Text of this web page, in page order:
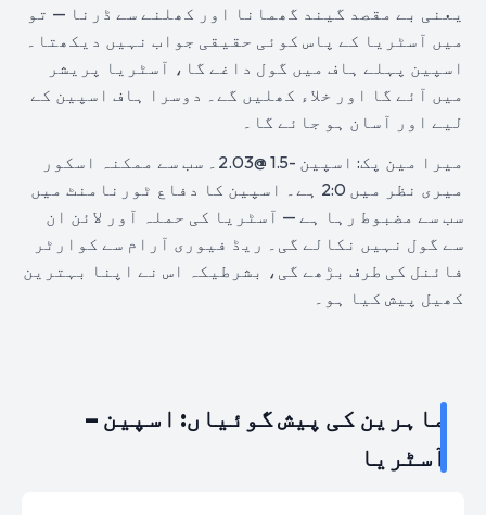
یعنی بے مقصد گیند گھمانا اور کھلنے سے ڈرنا — تو
میں آسٹریا کے پاس کوئی حقیقی جواب نہیں دیکھتا۔
اسپین پہلے ہاف میں گول داغے گا، آسٹریا پریشر
میں آئے گا اور خلاء کھلیں گے۔ دوسرا ہاف اسپین کے
لیے اور آسان ہو جائے گا۔
میرا مین پک: اسپین -1.5 @2.03۔ سب سے ممکنہ اسکور
میری نظر میں 2:0 ہے۔ اسپین کا دفاع ٹورنامنٹ میں
سب سے مضبوط رہا ہے — آسٹریا کی حملہ آور لائن ان
سے گول نہیں نکالے گی۔ ریڈ فیوری آرام سے کوارٹر
فائنل کی طرف بڑھے گی، بشرطیکہ اس نے اپنا بہترین
کھیل پیش کیا ہو۔
ماہرین کی پیش گوئیاں: اسپین –
آسٹریا